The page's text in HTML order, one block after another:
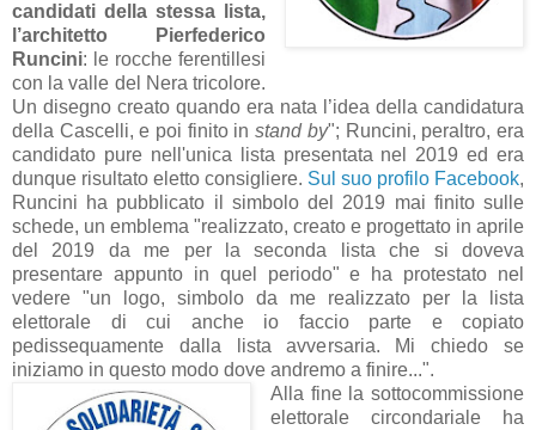
candidati della stessa lista,
l’architetto Pierfederico
Runcini: le rocche ferentillesi
con la valle del Nera tricolore.
Un disegno creato quando era nata l’idea della candidatura
della Cascelli, e poi finito instand by"; Runcini, peraltro, era
candidato pure nell'unica lista presentata nel 2019 ed era
dunque risultato eletto consigliere. Sul suo profilo Facebook,
Runcini ha pubblicato il simbolo del 2019 mai finito sulle
schede, un emblema "realizzato, creato e progettato in aprile
del 2019 da me per la seconda lista che si doveva
presentare appunto in quel periodo" e ha protestato nel
vedere "un logo, simbolo da me realizzato per la lista
elettorale di cui anche io faccio parte e copiato
pedissequamente dalla lista avversaria. Mi chiedo se
iniziamo in questo modo dove andremo a finire...".
Alla fine la sottocommissione
elettorale circondariale ha